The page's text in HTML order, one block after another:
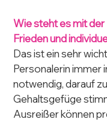
Wie steht es mit
Frieden und
Das ist ein sehr
Personalerin immer
notwendig, darauf
Gehaltsgefüge
Ausreißer können